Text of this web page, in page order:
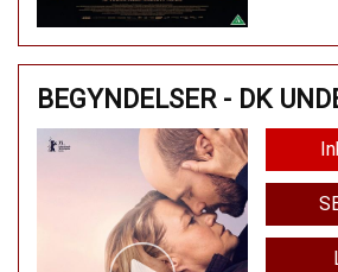
BEGYNDELSER - DK